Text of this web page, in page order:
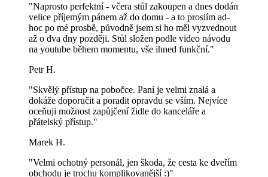
"Naprosto perfektní - včera stůl zakoupen a dnes dodán
velice příjemým pánem až do domu - a to prosiím ad-
hoc po mé prosbě, původně jsem si ho měl vyzvednout
až o dva dny později. Stůl složen podle video návodu
na youtube během momentu, vše ihned funkční."
Petr H.
"Skvělý přístup na pobočce. Paní je velmi znalá a
dokáže doporučit a poradit opravdu se vším. Nejvíce
oceňuji možnost zapůjčení židle do kanceláře a
přátelský přístup."
Marek H.
"Velmi ochotný personál, jen škoda, že cesta ke dveřím
obchodu je trochu komplikovanější :)"